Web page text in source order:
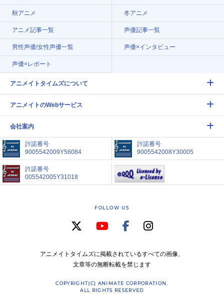
秋アニメ 冬アニメ
アニメ記事一覧 声優記事一覧
男性声優/女性声優一覧 声優×インタビュー
声優×レポート
アニメイトタイムズについて
アニメイトのWebサービス
会社案内
許諾番号
9005542009Y56084
許諾番号
9005542008Y30005
許諾番号
005542005Y31018
FOLLOW US
アニメイトタイムズに掲載されているすべての画像、
文章等の無断転載を禁じます
COPYRIGHT(C) ANIMATE CORPORATION.
ALL RIGHTS RESERVED